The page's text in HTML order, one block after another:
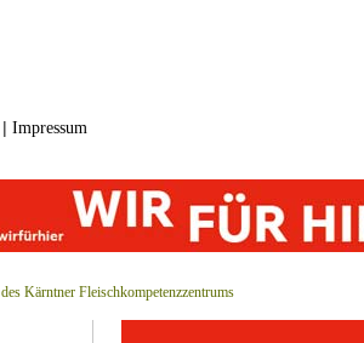
Impressum
Kärntner Fleischkompetenzzentrums